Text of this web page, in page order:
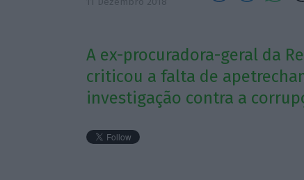
A ex-procuradora-geral da
criticou a falta de
investigação contra a